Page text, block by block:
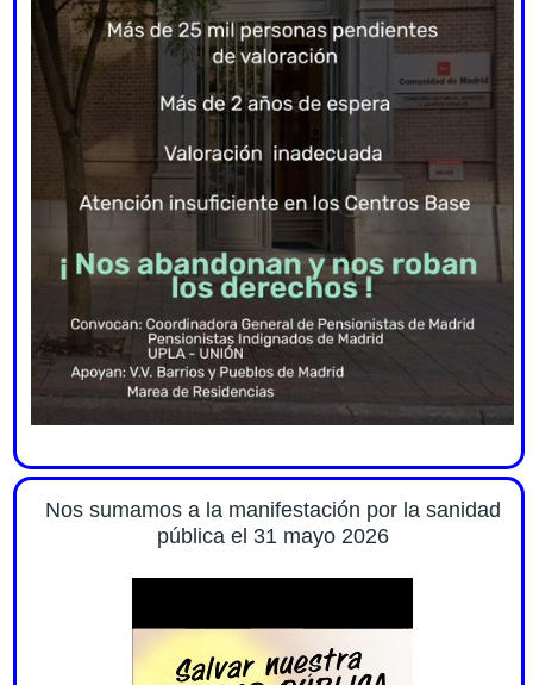
Nos sumamos a la manifestación por la sanidad
pública el 31 mayo 2026